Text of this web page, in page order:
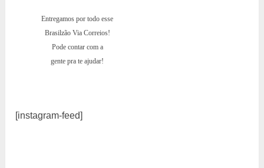
Entregamos por todo esse
Brasilzão Via Correios!
Pode contar com a
gente pra te ajudar!
[instagram-feed]